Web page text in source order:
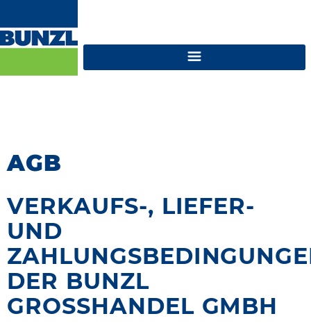
AGB
VERKAUFS-, LIEFER-
UND
DER BUNZL
GROSSHANDEL GMBH